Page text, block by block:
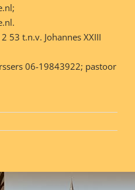
53 t.n.v. Johannes XXIII
06-19843922; pastoor